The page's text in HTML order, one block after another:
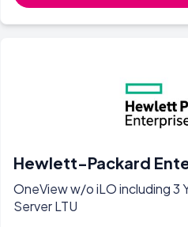
Hewlett-Packard
OneView w/o iLO including 3
Server LTU